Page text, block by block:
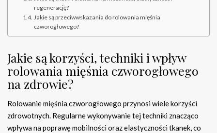
regenerację?
Jakie są przeciwwskazania do rolowania mięśnia
czworogłowego?
Jakie są korzyści, techniki i wpływ
rolowania mięśnia czworogłowego
na zdrowie?
Rolowanie mięśnia czworogłowego przynosi wiele korzyści
zdrowotnych. Regularne wykonywanie tej techniki znacząco
wpływa na poprawę mobilności oraz elastyczności tkanek, co